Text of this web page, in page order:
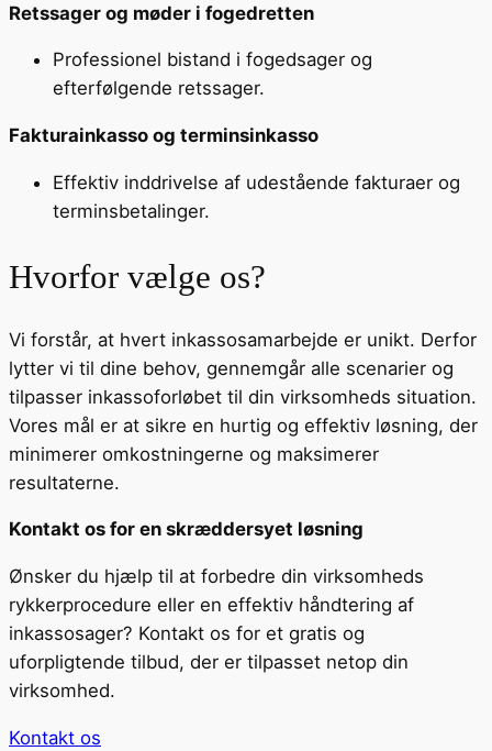
Retssager og møder i fogedretten
Professionel bistand i fogedsager og
efterfølgende retssager.
Fakturainkasso og terminsinkasso
Effektiv inddrivelse af udestående fakturaer og
terminsbetalinger.
Hvorfor vælge os?
Vi forstår, at hvert inkassosamarbejde er unikt. Derfor
lytter vi til dine behov, gennemgår alle scenarier og
tilpasser inkassoforløbet til din virksomheds situation.
Vores mål er at sikre en hurtig og effektiv løsning, der
minimerer omkostningerne og maksimerer
resultaterne.
Kontakt os for en skræddersyet løsning
Ønsker du hjælp til at forbedre din virksomheds
rykkerprocedure eller en effektiv håndtering af
inkassosager? Kontakt os for et gratis og
uforpligtende tilbud, der er tilpasset netop din
virksomhed.
Kontakt os